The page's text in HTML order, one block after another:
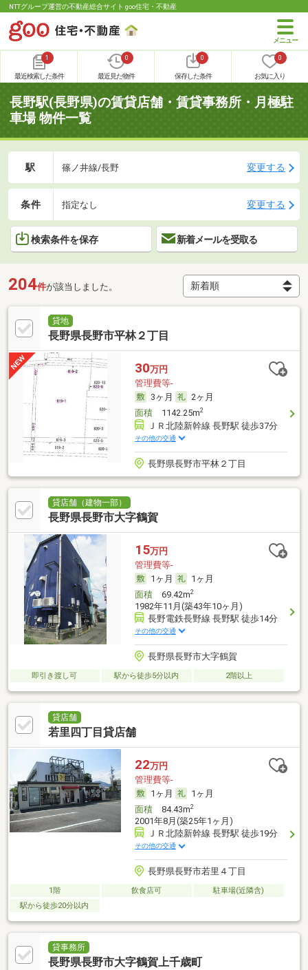
NTTグループ運営の不動産総合サイト goo住宅・不動産
1
最近検索した条件
0
最近見た物件
0
保存した条件
0
お気に入り
長野駅(長野県)の賃貸店舗・賃貸事務所・月極駐
車場 物件一覧
駅 篠ノ井線/長野 変更する
条件 指定なし 変更する
検索条件を保存 新着メールを受取る
204件が該当しました。
貸地
長野県長野市平林２丁目
30万円
管理費等-
3ヶ月
2ヶ月
面積1142.25m2
ＪＲ北陸新幹線 長野駅 徒歩37分
その他の交通
長野県長野市平林２丁目
貸店舗（建物一部）
長野県長野市大字鶴賀
15万円
管理費等-
1ヶ月
1ヶ月
面積69.42m2
1982年11月(築43年10ヶ月)
長野電鉄長野線 長野駅 徒歩14分
その他の交通
長野県長野市大字鶴賀
即引き渡し可 駅から徒歩5分以内 2階以上
貸店舗
若里四丁目貸店舗
22万円
管理費等-
1ヶ月
1ヶ月
面積84.43m2
2001年8月(築25年1ヶ月)
ＪＲ北陸新幹線 長野駅 徒歩19分
その他の交通
長野県長野市若里４丁目
1階 飲食店可
駐車場(近隣含)
駅から徒歩20分以内
貸事務所
長野県長野市大字鶴賀上千歳町